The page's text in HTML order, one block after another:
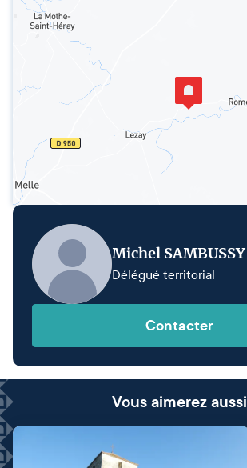
Michel SAMBUSSY
Délégué territorial
Contacter
Vous aimerez aussi